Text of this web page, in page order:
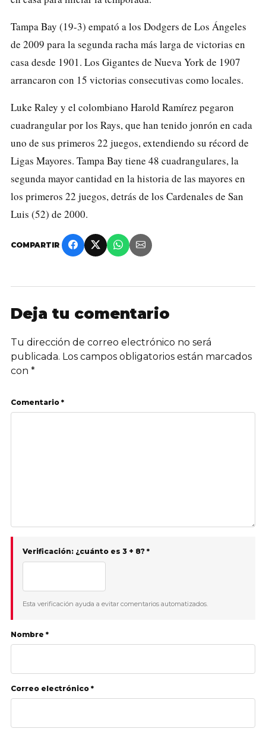
Tampa Bay (19-3) empató a los Dodgers de Los Ángeles
de 2009 para la segunda racha más larga de victorias en
casa desde 1901. Los Gigantes de Nueva York de 1907
arrancaron con 15 victorias consecutivas como locales.
Luke Raley y el colombiano Harold Ramírez pegaron
cuadrangular por los Rays, que han tenido jonrón en cada
uno de sus primeros 22 juegos, extendiendo su récord de
Ligas Mayores. Tampa Bay tiene 48 cuadrangulares, la
segunda mayor cantidad en la historia de las mayores en
los primeros 22 juegos, detrás de los Cardenales de San
Luis (52) de 2000.
COMPARTIR
Deja tu comentario
Tu dirección de correo electrónico no será
publicada. Los campos obligatorios están marcados
con *
Comentario *
Verificación: ¿cuánto es 3 + 8? *
Esta verificación ayuda a evitar comentarios automatizados.
Nombre *
Correo electrónico *